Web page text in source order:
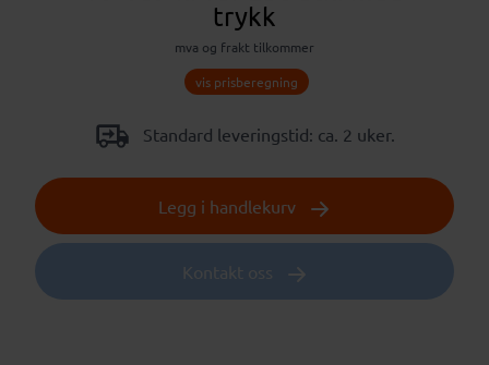
trykk
mva og frakt tilkommer
vis prisberegning
Standard leveringstid: ca. 2 uker.
Legg i handlekurv
Kontakt oss